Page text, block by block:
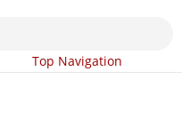
Top Navigation